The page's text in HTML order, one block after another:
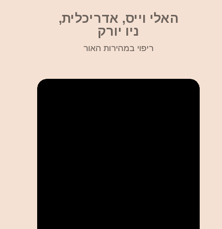
האלי וייס, אדריכלית,
ניו יורק
ריפוי במהירות האור